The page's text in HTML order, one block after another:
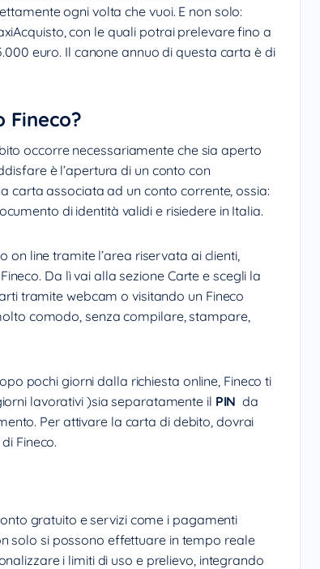
ogni volta che vuoi. E non solo:
con le quali potrai prelevare fino a
euro. Il canone annuo di questa carta è di
Fineco?
occorre necessariamente che sia aperto
è l’apertura di un conto con
carta associata ad un conto corrente, ossia:
di identità validi e risiedere in Italia.
line tramite l’area riservata ai clienti,
Da lì vai alla sezione Carte e scegli la
tramite webcam o visitando un Fineco
comodo, senza compilare, stampare,
pochi giorni dalla richiesta online, Fineco ti
lavorativi )sia separatamente il PIN da
Per attivare la carta di debito, dovrai
Fineco.
gratuito e servizi come i pagamenti
solo si possono effettuare in tempo reale
i limiti di uso e prelievo, integrando